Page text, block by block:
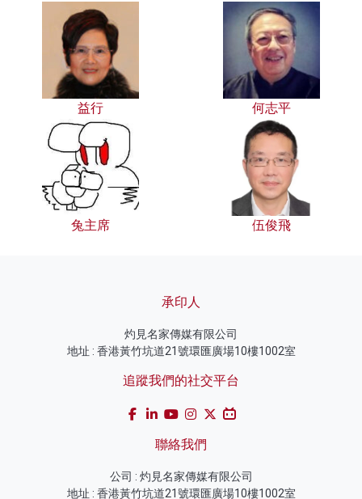
益行 何志平
兔主席 伍俊飛
承印人
灼見名家傳媒有限公司
地址 : 香港黃竹坑道21號環匯廣場10樓1002室
追蹤我們的社交平台
聯絡我們
公司 : 灼見名家傳媒有限公司
地址 : 香港黃竹坑道21號環匯廣場10樓1002室